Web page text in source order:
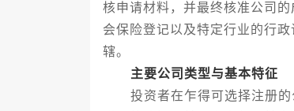
核申请材料，并最终核准公司
会保险登记以及特定行业的行
辖。
主要公司类型与基本特征
投资者在乍得可选择注册的